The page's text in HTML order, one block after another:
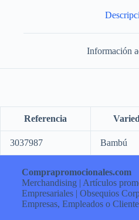
Información
Referencia
3037987 Bambú
Comprapromocionales.com
Merchandising | Artículos
Empresariales | Obsequios
Empresas, Empleados o